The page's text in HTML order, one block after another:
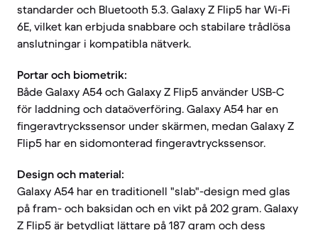
standarder och Bluetooth 5.3. Galaxy Z Flip5 har Wi-Fi
6E, vilket kan erbjuda snabbare och stabilare trådlösa
anslutningar i kompatibla nätverk.
Portar och biometrik:
Både Galaxy A54 och Galaxy Z Flip5 använder USB-C
för laddning och dataöverföring. Galaxy A54 har en
fingeravtryckssensor under skärmen, medan Galaxy Z
Flip5 har en sidomonterad fingeravtryckssensor.
Design och material:
Galaxy A54 har en traditionell "slab"-design med glas
på fram- och baksidan och en vikt på 202 gram. Galaxy
Z Flip5 är betydligt lättare på 187 gram och dess